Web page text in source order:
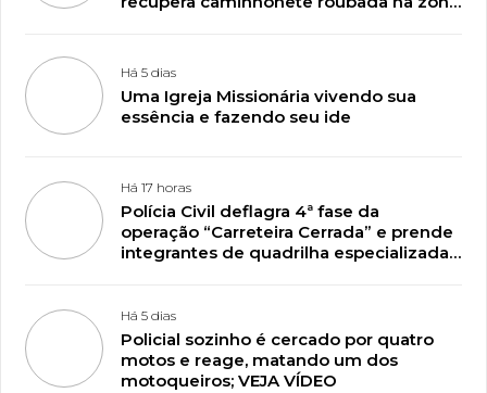
Há 5 dias
Uma Igreja Missionária vivendo sua
essência e fazendo seu ide
Há 17 horas
Polícia Civil deflagra 4ª fase da
operação “Carreteira Cerrada” e prende
integrantes de quadrilha especializada
Há 5 dias
Policial sozinho é cercado por quatro
motos e reage, matando um dos
motoqueiros; VEJA VÍDEO